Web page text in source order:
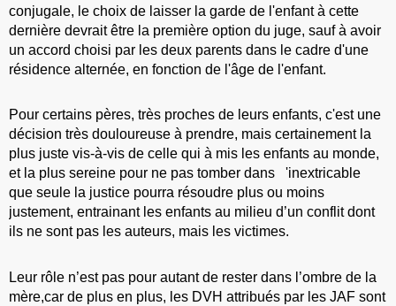
conjugale, le choix de laisser la garde de l'enfant à cette
dernière devrait être la première option du juge, sauf à avoir
un accord choisi par les deux parents dans le cadre d'une
résidence alternée, en fonction de l'âge de l'enfant.
Pour certains pères, très proches de leurs enfants, c'est une
décision très douloureuse à prendre, mais certainement la
plus juste vis-à-vis de celle qui à mis les enfants au monde,
et la plus sereine pour ne pas tomber dans 'inextricable
que seule la justice pourra résoudre plus ou moins
justement, entrainant les enfants au milieu d’un conflit dont
ils ne sont pas les auteurs, mais les victimes.
Leur rôle n’est pas pour autant de rester dans l’ombre de la
mère,car de plus en plus, les DVH attribués par les JAF sont